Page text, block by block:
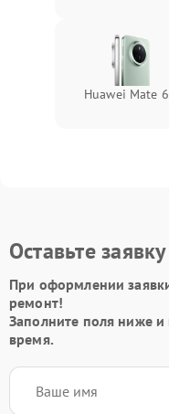
Huawei Mate
Оставьте
При оформлении
ремонт!
Заполните поля ниже
время.